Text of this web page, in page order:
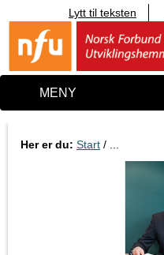
i
n
o
Lytt til teksten
MENY
Her er du: Start / ...